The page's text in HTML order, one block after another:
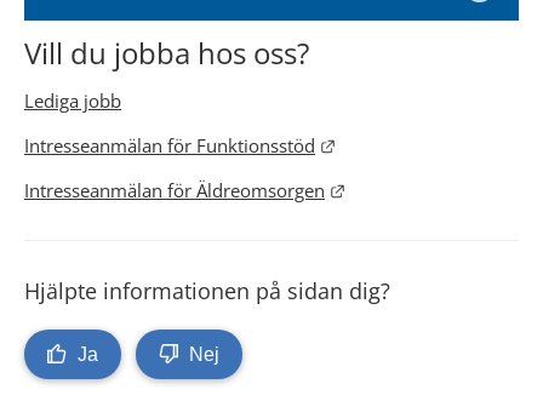
Vill du jobba hos oss?
Lediga jobb
Intresseanmälan för Funktionsstöd
Länk till annan
Intresseanmälan för Äldreomsorgen
Länk till annan
Hjälpte informationen på sidan dig?
Ja Nej